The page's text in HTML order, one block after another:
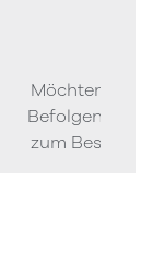
Möchten Sie
Befolgen Sie
zum